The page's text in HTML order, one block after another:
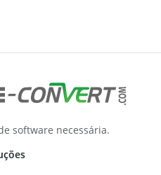
software necessária.